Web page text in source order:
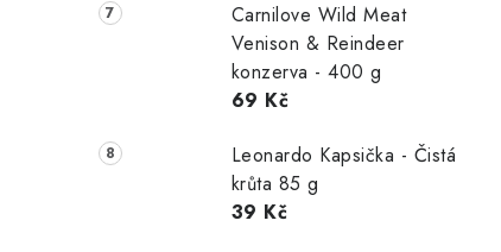
Carnilove Wild Meat
Venison & Reindeer
konzerva - 400 g
69 Kč
Leonardo Kapsička - Čistá
krůta 85 g
39 Kč